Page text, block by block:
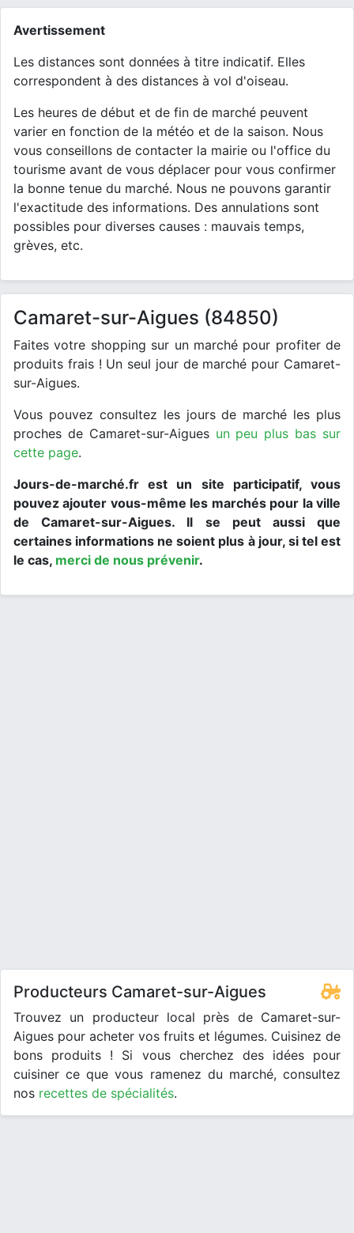
Avertissement
Les distances sont données à titre indicatif. Elles
correspondent à des distances à vol d'oiseau.
Les heures de début et de fin de marché peuvent
varier en fonction de la météo et de la saison. Nous
vous conseillons de contacter la mairie ou l'office du
tourisme avant de vous déplacer pour vous confirmer
la bonne tenue du marché. Nous ne pouvons garantir
l'exactitude des informations. Des annulations sont
possibles pour diverses causes : mauvais temps,
grèves, etc.
Camaret-sur-Aigues (84850)
Faites votre shopping sur un marché pour profiter de
produits frais ! Un seul jour de marché pour Camaret-
sur-Aigues.
Vous pouvez consultez les jours de marché les plus
proches de Camaret-sur-Aigues un peu plus bas sur
cette page.
Jours-de-marché.fr est un site participatif, vous
pouvez ajouter vous-même les marchés pour la ville
de Camaret-sur-Aigues. Il se peut aussi que
certaines informations ne soient plus à jour, si tel est
le cas, merci de nous prévenir.
Producteurs Camaret-sur-Aigues
Trouvez un producteur local près de Camaret-sur-
Aigues pour acheter vos fruits et légumes. Cuisinez de
bons produits ! Si vous cherchez des idées pour
cuisiner ce que vous ramenez du marché, consultez
nos recettes de spécialités.